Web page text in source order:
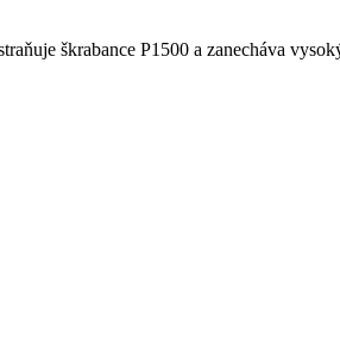
škrabance P1500 a zanecháva